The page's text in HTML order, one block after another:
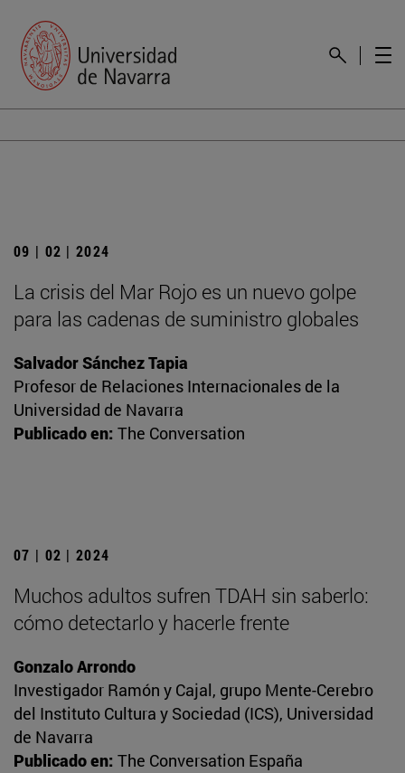
09 | 02 | 2024
La crisis del Mar Rojo es un nuevo golpe
para las cadenas de suministro globales
Salvador Sánchez Tapia
Profesor de Relaciones Internacionales de la
Universidad de Navarra
Publicado en: The Conversation
07 | 02 | 2024
Muchos adultos sufren TDAH sin saberlo:
cómo detectarlo y hacerle frente
Gonzalo Arrondo
Investigador Ramón y Cajal, grupo Mente-Cerebro
del Instituto Cultura y Sociedad (ICS), Universidad
de Navarra
Publicado en: The Conversation España